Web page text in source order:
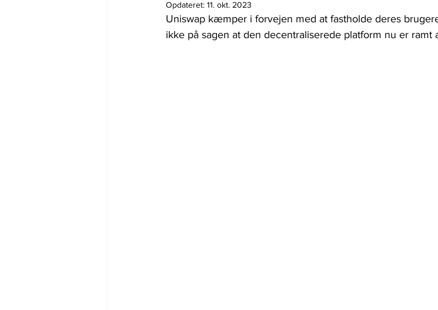
Opdateret: 11. okt. 2023
Uniswap kæmper i forvejen med at fastholde deres
ikke på sagen at den decentraliserede platform nu er ramt